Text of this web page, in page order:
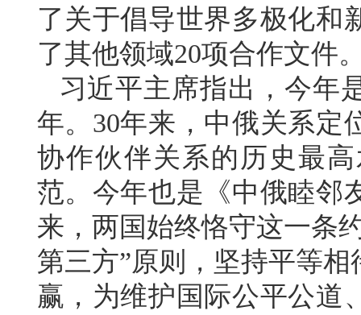
了关于倡导世界多极化和
了其他领域20项合作文件
习近平主席指出，今年
年。30年来，中俄关系定
协作伙伴关系的历史最
范。今年也是《中俄睦邻
来，两国始终恪守这一条
第三方”原则，坚持平等
赢，为维护国际公平公道